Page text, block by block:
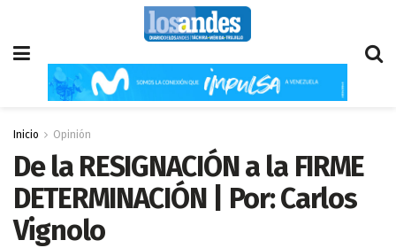
Inicio Opinión
De la RESIGNACIÓN a la FIRME
DETERMINACIÓN | Por: Carlos
Vignolo